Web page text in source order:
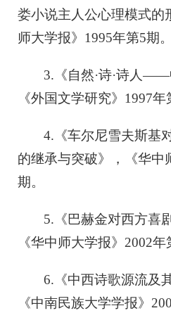
娄小说主人公心理模式的
师大学报》1995年第5期。
3.《自然·诗·诗人——
《外国文学研究》1997年
4.《车尔尼雪夫斯基
的继承与突破》，《华中
期。
5.《巴赫金对西方喜
《华中师大学报》2002年
6.《中西诗歌源流及
《中南民族大学学报》